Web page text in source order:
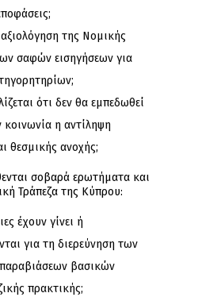
της Νομικής
σαφών εισηγήσεων για
ότι δεν θα εμπεδωθεί
η αντίληψη
θεσμικής ανοχής;
σοβαρά ερωτήματα και
Τράπεζα της Κύπρου:
έχουν γίνει ή
για τη διερεύνηση των
βασικών
πρακτικής;